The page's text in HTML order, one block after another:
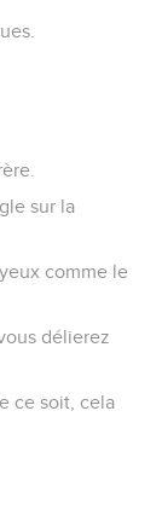
sur la
comme le
délierez
ce soit, cela